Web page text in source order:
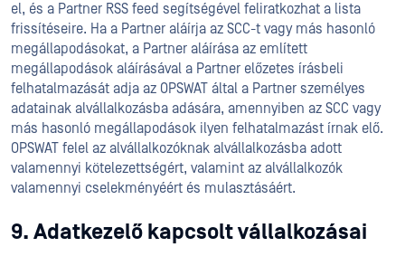
el, és a Partner RSS feed segítségével feliratkozhat a lista
frissítéseire. Ha a Partner aláírja az SCC-t vagy más hasonló
megállapodásokat, a Partner aláírása az említett
megállapodások aláírásával a Partner előzetes írásbeli
felhatalmazását adja az OPSWAT által a Partner személyes
adatainak alvállalkozásba adására, amennyiben az SCC vagy
más hasonló megállapodások ilyen felhatalmazást írnak elő.
OPSWAT felel az alvállalkozóknak alvállalkozásba adott
valamennyi kötelezettségért, valamint az alvállalkozók
valamennyi cselekményéért és mulasztásáért.
9. Adatkezelő kapcsolt vállalkozásai